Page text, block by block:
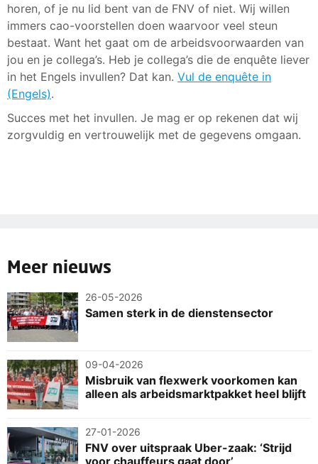
horen, of je nu lid bent van de FNV of niet. Wij willen
immers cao-voorstellen doen waarvoor veel steun
bestaat. Want het gaat om de arbeidsvoorwaarden van
jou en je collega’s. Heb je collega’s die de enquête liever
in het Engels invullen? Dat kan. Vul de enquête in
(Engels).
Succes met het invullen. Je mag er op rekenen dat wij
zorgvuldig en vertrouwelijk met de gegevens omgaan.
Meer nieuws
26-05-2026
Samen sterk in de dienstensector
09-04-2026
Misbruik van flexwerk voorkomen kan
alleen als arbeidsmarktpakket heel blijft
27-01-2026
FNV over uitspraak Uber-zaak: ‘Strijd
voor chauffeurs gaat door’